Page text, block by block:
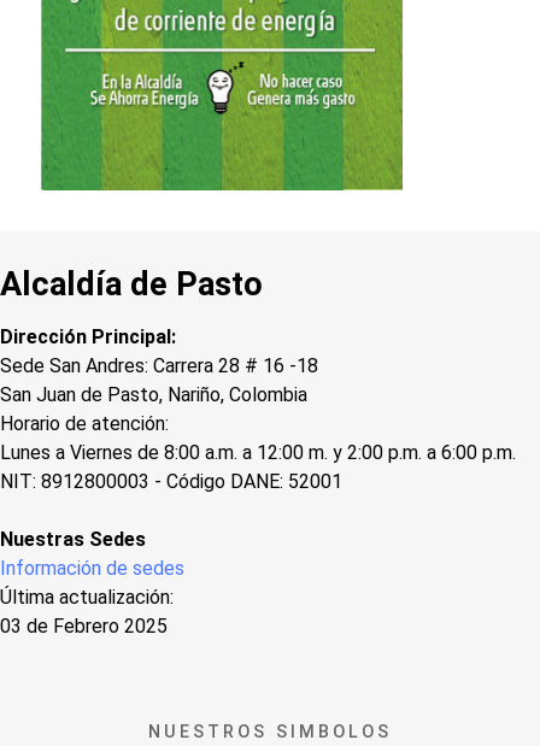
Alcaldía de Pasto
Dirección Principal:
Sede San Andres: Carrera 28 # 16 -18
San Juan de Pasto, Nariño, Colombia
Horario de atención:
Lunes a Viernes de 8:00 a.m. a 12:00 m. y 2:00 p.m. a 6:00 p.m.
NIT: 8912800003 - Código DANE: 52001
Nuestras Sedes
Información de sedes
Última actualización:
03 de Febrero 2025
NUESTROS SIMBOLOS